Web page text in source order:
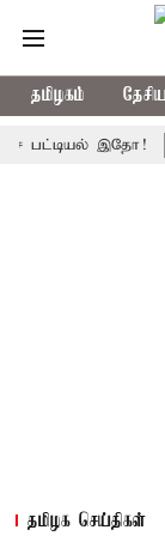
தமிழகம்
இதோ!
தமிழக செய்திகள்